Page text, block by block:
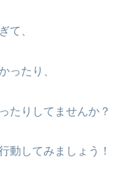
て、
ったり、
たりしてませんか？
動してみましょう！